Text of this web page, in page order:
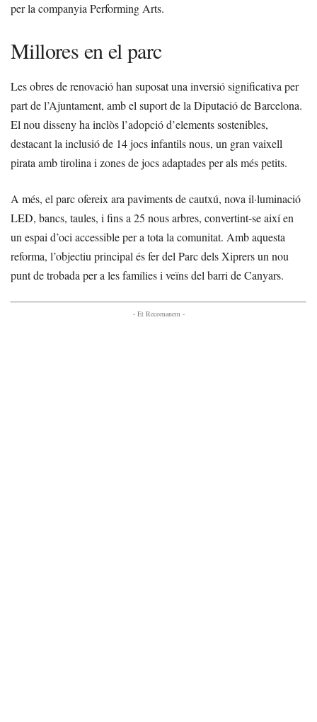
per la companyia Performing Arts.
Millores en el parc
Les obres de renovació han suposat una inversió significativa per
part de l’Ajuntament, amb el suport de la Diputació de Barcelona.
El nou disseny ha inclòs l’adopció d’elements sostenibles,
destacant la inclusió de 14 jocs infantils nous, un gran vaixell
pirata amb tirolina i zones de jocs adaptades per als més petits.
A més, el parc ofereix ara paviments de cautxú, nova il·luminació
LED, bancs, taules, i fins a 25 nous arbres, convertint-se així en
un espai d’oci accessible per a tota la comunitat. Amb aquesta
reforma, l’objectiu principal és fer del Parc dels Xiprers un nou
punt de trobada per a les famílies i veïns del barri de Canyars.
- Et Recomanem -